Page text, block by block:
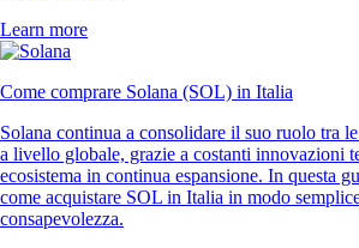
Learn more
Come comprare Solana (SOL) in Italia
Solana continua a consolidare il suo ruolo tra
a livello globale, grazie a costanti innovazioni
ecosistema in continua espansione. In questa
come acquistare SOL in Italia in modo
consapevolezza.